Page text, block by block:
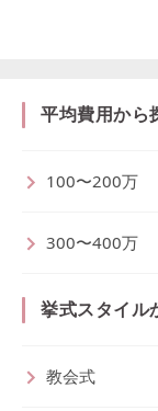
平均費用から
100〜200万
300〜400万
挙式スタイル
教会式